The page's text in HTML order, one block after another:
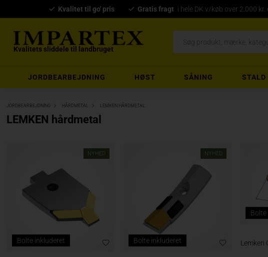
Kvalitet til go' pris Gratis fragt i hele DK v/køb over 2.000 kr.
Kvalitets sliddele til landbruget
JORDBEARBEJDNING HØST SÅNING STALD
JORDBEARBEJDNING HÅRDMETAL LEMKEN HÅRDMETAL
LEMKEN hårdmetal
NYHED
Bolte inkluderet
NYHED
Bolte inkluderet Lemken